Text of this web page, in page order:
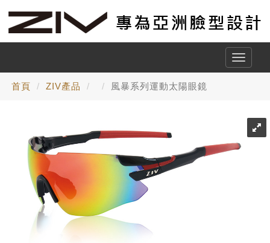
Toggle
首頁 ZIV產品 風暴系列運動太陽眼鏡